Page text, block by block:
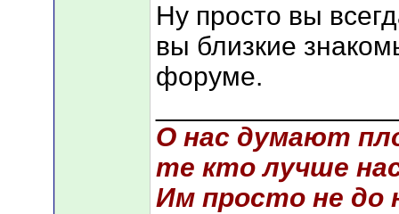
Ну просто вы
вы близкие
форуме.
О нас думают
те кто лучше
Им просто не до